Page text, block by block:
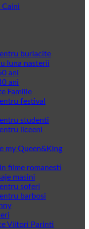
Caini
burlacite
luna nasterii
ani
ani
Familie
festival
studenti
liceeni
my Queen&King
filme romanesti
masini
soferi
barbosi
Viitori Parinti